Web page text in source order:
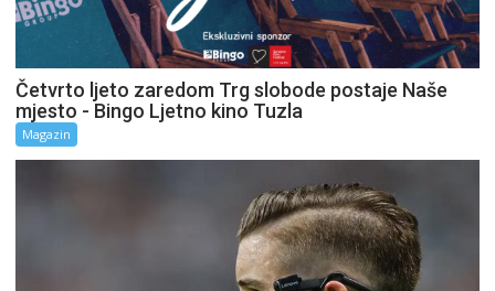
Četvrto ljeto zaredom Trg slobode postaje Naše
mjesto - Bingo Ljetno kino Tuzla
Magazin